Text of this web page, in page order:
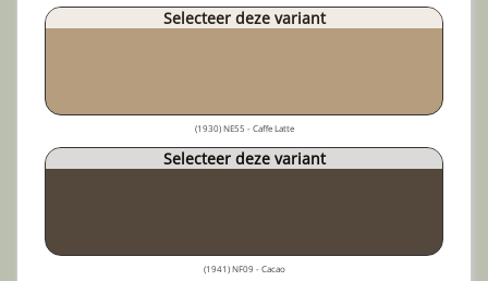
Selecteer deze variant
(1930) NE55 - Caffe Latte
Selecteer deze variant
(1941) NF09 - Cacao